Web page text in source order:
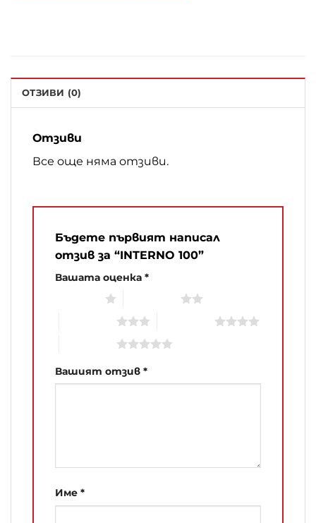
ОТЗИВИ (0)
Отзиви
Все още няма отзиви.
Бъдете първият написал
отзив за “INTERNO 100”
Вашата оценка *
Вашият отзив *
Име *